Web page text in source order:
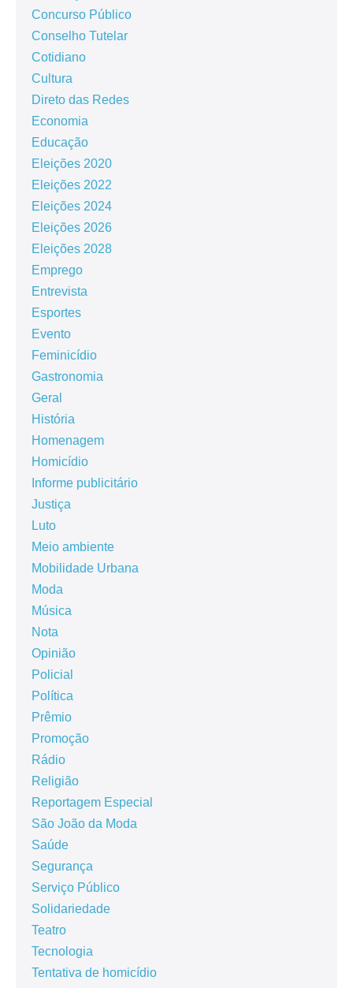
Concurso Público
Conselho Tutelar
Cotidiano
Cultura
Direto das Redes
Economia
Educação
Eleições 2020
Eleições 2022
Eleições 2024
Eleições 2026
Eleições 2028
Emprego
Entrevista
Esportes
Evento
Feminicídio
Gastronomia
Geral
História
Homenagem
Homicídio
Informe publicitário
Justiça
Luto
Meio ambiente
Mobilidade Urbana
Moda
Música
Nota
Opinião
Policial
Política
Prêmio
Promoção
Rádio
Religião
Reportagem Especial
São João da Moda
Saúde
Segurança
Serviço Público
Solidariedade
Teatro
Tecnologia
Tentativa de homicídio